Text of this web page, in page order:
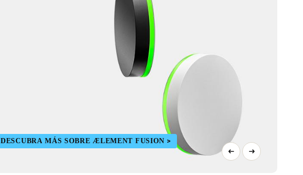
DESCUBRA MÁS SOBRE ÆLEMENT FUSION